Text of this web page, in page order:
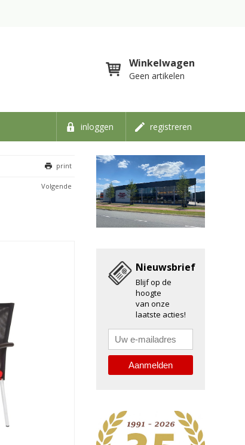
Winkelwagen
Geen artikelen
inloggen registreren
Nieuwsbrief
Blijf op de
hoogte
van onze
laatste acties!
print
Volgende